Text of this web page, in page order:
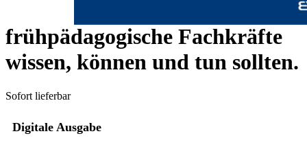
frühpädagogische Fachkräfte
wissen, können und tun sollten.
Sofort lieferbar
Digitale Ausgabe